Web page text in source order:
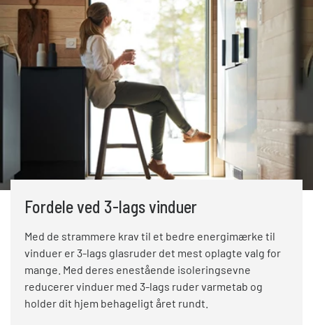
Fordele ved 3-lags vinduer
Med de strammere krav til et bedre energimærke til
vinduer er 3-lags glasruder det mest oplagte valg for
mange. Med deres enestående isoleringsevne
reducerer vinduer med 3-lags ruder varmetab og
holder dit hjem behageligt året rundt.